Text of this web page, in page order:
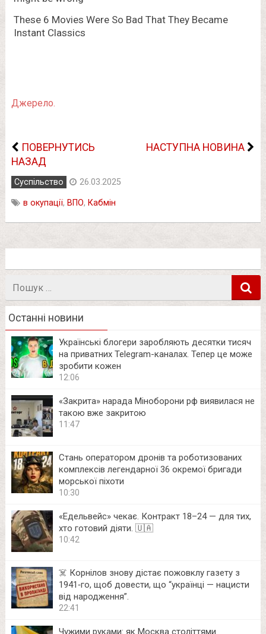
Джерело.
ПОВЕРНУТИСЬ
НАЗАД
НАСТУПНА НОВИНА
Суспільство 26.03.2025
в окупації, ВПО, Кабмін
Останні новини
Українські блогери заробляють десятки тисяч
на приватних Telegram-каналах. Тепер це може
зробити кожен
12:06
«Закрита» нарада Міноборони рф виявилася не
такою вже закритою
11:47
Стань оператором дронів та роботизованих
комплексів легендарної 36 окремої бригади
морської піхоти
10:30
«Едельвейс» чекає. Контракт 18–24 — для тих,
хто готовий діяти. 🇺🇦
10:42
☠️ Корнілов знову дістає пожовклу газету з
1941‑го, щоб довести, що “українці — нацисти
від народження”.
22:41
Чужими руками: як Москва століттями